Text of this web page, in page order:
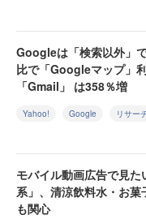
Googleは「検索以外」
比で「Googleマップ」
「Gmail」 は358％増
Yahoo! Google リサー
モバイル動画広告で見た
系」、清涼飲料水・お
も関心